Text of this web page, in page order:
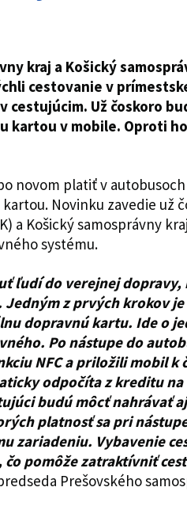
kraj a Košický
cestovanie v
cestujúcim. Už čoskoro
kartou v mobile. Oproti
novom platiť v
Novinku zavedie už
a Košický samosprávny
systému.
ľudí do verejnej
Jedným z prvých krokov
dopravnú kartu. Ide o
Po nástupe do
NFC a priložili mobil k
odpočíta z kreditu
budú môcť nahrávať
platnosť sa pri
zariadeniu. Vybavenie
pomôže zatraktívniť
Prešovského